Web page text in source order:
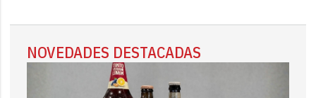
NOVEDADES DESTACADAS